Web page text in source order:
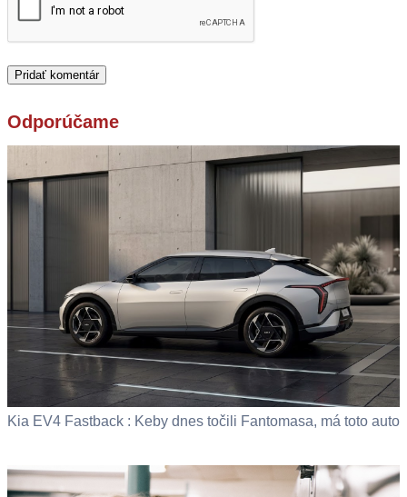
Odporúčame
Kia EV4 Fastback : Keby dnes točili Fantomasa, má toto auto